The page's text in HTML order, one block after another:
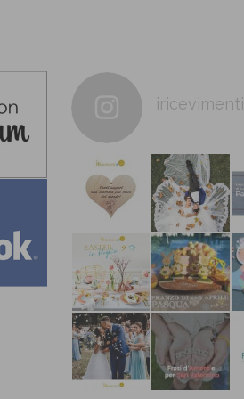
iricevimenti